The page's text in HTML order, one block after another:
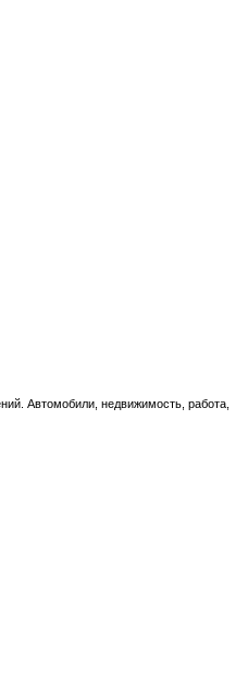
Автомобили, недвижимость, работа,